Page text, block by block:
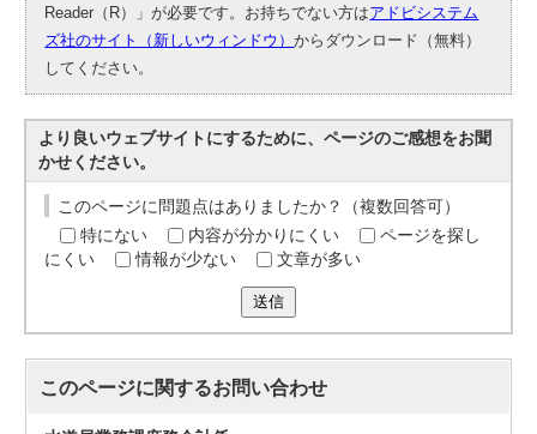
Reader（R）」が必要です。お持ちでない方はアドビシステム
ズ社のサイト（新しいウィンドウ）からダウンロード（無料）
してください。
より良いウェブサイトにするために、ページのご感想をお聞
かせください。
このページに問題点はありましたか？（複数回答可）
特にない
内容が分かりにくい
ページを探し
にくい
情報が少ない 文章が多い
送信
このページに関するお問い合わせ